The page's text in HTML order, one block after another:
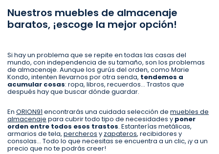
Nuestros muebles de almacenaje
baratos, ¡escoge la mejor opción!
Si hay un problema que se repite en todas las casas del
mundo, con independencia de su tamaño, son los problemas
de almacenaje. Aunque los gurús del orden, como Marie
Kondo, intenten llevarnos por otra senda, tendemos a
acumular cosas: ropa, libros, recuerdos… Trastos que
después hay que buscar dónde guardar.
En ORION91 encontrarás una cuidada selección de muebles de
almacenaje para cubrir todo tipo de necesidades y poner
orden entre todos esos trastos. Estanterías metálicas,
armarios de tela, percheros y zapateros, recibidores y
consolas… Todo lo que necesitas se encuentra a un clic, ¡y a un
precio que no te podrás creer!